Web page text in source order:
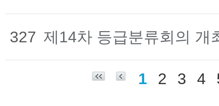
327 제14차 등급분류회의 개
1 2 3 4